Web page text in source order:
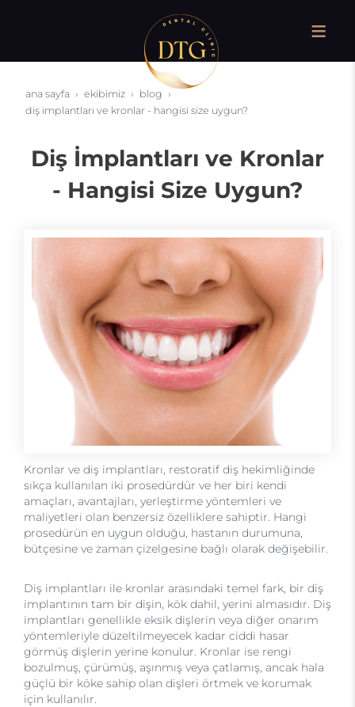
ana sayfa ekibimiz
blog
diş i̇mplantları ve kronlar - hangisi size uygun?
Diş İmplantları ve Kronlar
- Hangisi Size Uygun?
Kronlar ve diş implantları, restoratif diş hekimliğinde
sıkça kullanılan iki prosedürdür ve her biri kendi
amaçları, avantajları, yerleştirme yöntemleri ve
maliyetleri olan benzersiz özelliklere sahiptir. Hangi
prosedürün en uygun olduğu, hastanın durumuna,
bütçesine ve zaman çizelgesine bağlı olarak değişebilir.
Diş implantları ile kronlar arasındaki temel fark, bir diş
implantının tam bir dişin, kök dahil, yerini almasıdır. Diş
implantları genellikle eksik dişlerin veya diğer onarım
yöntemleriyle düzeltilmeyecek kadar ciddi hasar
görmüş dişlerin yerine konulur. Kronlar ise rengi
bozulmuş, çürümüş, aşınmış veya çatlamış, ancak hala
güçlü bir köke sahip olan dişleri örtmek ve korumak
için kullanılır.